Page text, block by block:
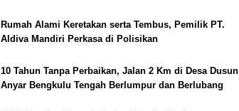
Rumah Alami Keretakan serta Tembus, Pemilik PT.
Aldiva Mandiri Perkasa di Polisikan
10 Tahun Tanpa Perbaikan, Jalan 2 Km di Desa Dusun
Anyar Bengkulu Tengah Berlumpur dan Berlubang